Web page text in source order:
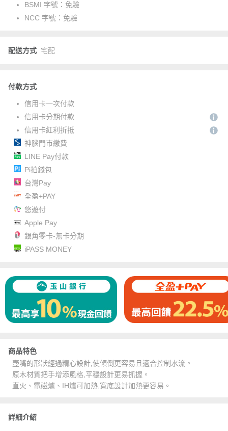
BSMI 字號： 免驗
NCC 字號： 免驗
配送方式 宅配
付款方式
信用卡一次付款
信用卡分期付款
信用卡紅利折抵
神腦門市繳費
LINE Pay付款
Pi拍錢包
台灣Pay
全盈+PAY
悠遊付
Apple Pay
銀角零卡-無卡分期
iPASS MONEY
商品特色
壺嘴的形狀經過精心設計,使傾倒更容易且適合控制水流。
原木材質把手增添風格,平穩設計更易抓握。
直火、電磁爐、IH爐可加熱,寬底設計加熱更容易。
詳細介紹